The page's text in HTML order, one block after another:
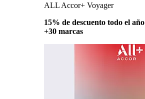
ALL Accor+ Voyager
15% de descuento todo el año
+30 marcas